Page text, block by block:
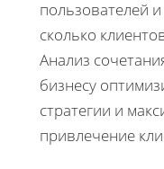
пользователей
сколько
Анализ
бизнесу
стратегии и
привлечение